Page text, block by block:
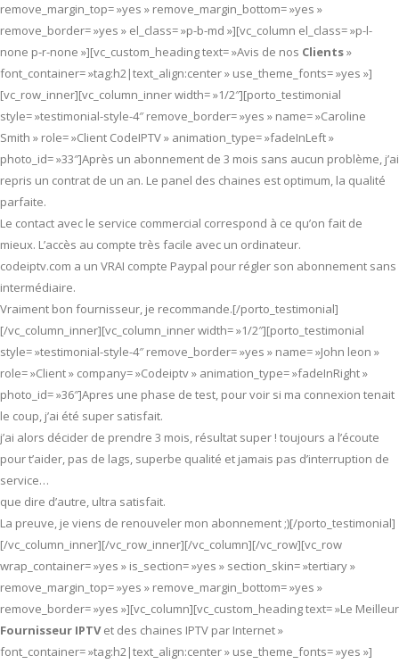
remove_margin_top= »yes » remove_margin_bottom= »yes »
remove_border= »yes » el_class= »p-b-md »][vc_column el_class= »p-l-
none p-r-none »][vc_custom_heading text= »Avis de nos Clients»
font_container= »tag:h2|text_align:center » use_theme_fonts= »yes »]
[vc_row_inner][vc_column_inner width= »1/2″][porto_testimonial
style= »testimonial-style-4″ remove_border= »yes » name= »Caroline
Smith » role= »Client CodeIPTV » animation_type= »fadeInLeft »
photo_id= »33″]Après un abonnement de 3 mois sans aucun problème, j’ai
repris un contrat de un an. Le panel des chaines est optimum, la qualité
parfaite.
Le contact avec le service commercial correspond à ce qu’on fait de
mieux. L’accès au compte très facile avec un ordinateur.
codeiptv.com a un VRAI compte Paypal pour régler son abonnement sans
intermédiaire.
Vraiment bon fournisseur, je recommande.[/porto_testimonial]
[/vc_column_inner][vc_column_inner width= »1/2″][porto_testimonial
style= »testimonial-style-4″ remove_border= »yes » name= »John leon »
role= »Client » company= »Codeiptv » animation_type= »fadeInRight »
photo_id= »36″]Apres une phase de test, pour voir si ma connexion tenait
le coup, j’ai été super satisfait.
j’ai alors décider de prendre 3 mois, résultat super ! toujours a l’écoute
pour t’aider, pas de lags, superbe qualité et jamais pas d’interruption de
service…
que dire d’autre, ultra satisfait.
La preuve, je viens de renouveler mon abonnement ;)[/porto_testimonial]
[/vc_column_inner][/vc_row_inner][/vc_column][/vc_row][vc_row
wrap_container= »yes » is_section= »yes » section_skin= »tertiary »
remove_margin_top= »yes » remove_margin_bottom= »yes »
remove_border= »yes »][vc_column][vc_custom_heading text= »Le Meilleur
Fournisseur IPTVet des chaines IPTV par Internet »
font_container= »tag:h2|text_align:center » use_theme_fonts= »yes »]